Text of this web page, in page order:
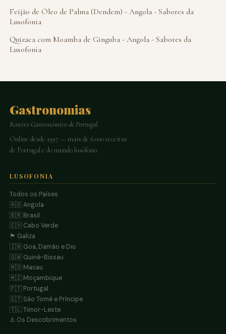
Feijão de Óleo de Palma (Dendem) - Angola - Sabores da
Lusofonia
Quizaca com Moamba de Ginguba - Angola - Sabores da
Lusofonia
Gastronomias
Roteiro Gastronómico de Portugal
Online desde 1997 — mais de 6.000 receitas
de Portugal e do mundo lusófono.
LUSOFONIA
Todos os Países
🇦🇴 Angola
🇧🇷 Brasil
🇨🇻 Cabo Verde
🏴 Galiza
🇮🇳 Goa, Damão e Diu
🇬🇼 Guiné-Bissau
🇲🇴 Macau
🇲🇿 Moçambique
🇵🇹 Portugal
🇸🇹 São Tomé e Príncipe
🇹🇱 Timor-Leste
⚓ Os Descobrimentos